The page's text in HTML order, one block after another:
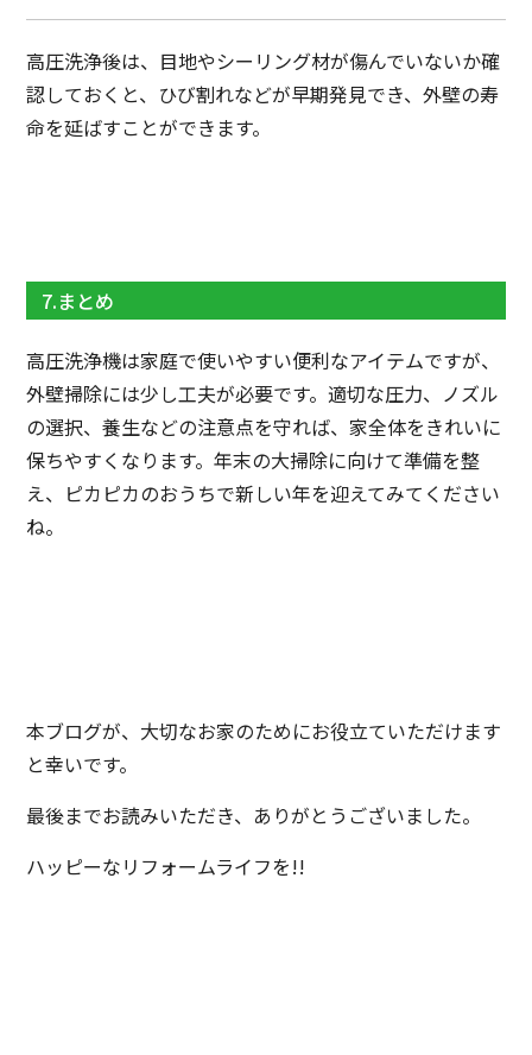
高圧洗浄後は、目地やシーリング材が傷んでいないか確
認しておくと、ひび割れなどが早期発見でき、外壁の寿
命を延ばすことができます。
7.まとめ
高圧洗浄機は家庭で使いやすい便利なアイテムですが、
外壁掃除には少し工夫が必要です。適切な圧力、ノズル
の選択、養生などの注意点を守れば、家全体をきれいに
保ちやすくなります。年末の大掃除に向けて準備を整
え、ピカピカのおうちで新しい年を迎えてみてください
ね。
本ブログが、大切なお家のためにお役立ていただけます
と幸いです。
最後までお読みいただき、ありがとうございました。
ハッピーなリフォームライフを!!